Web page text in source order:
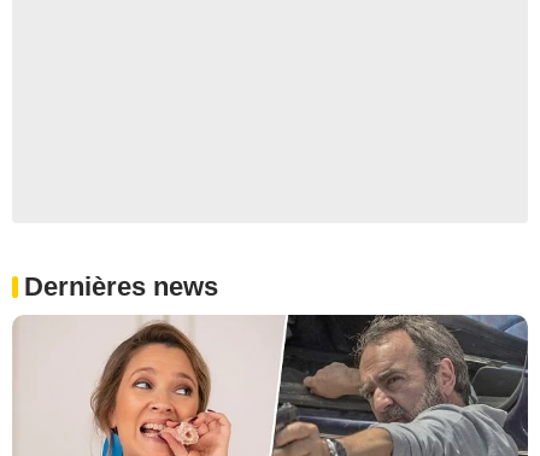
Dernières news